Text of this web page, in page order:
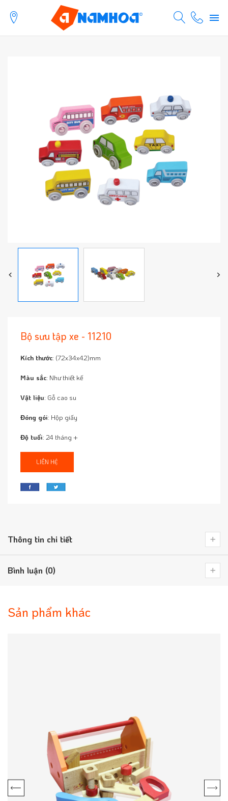
Bộ sưu tập xe - 11210
Kích thước: (72x34x42)mm
Màu sắc: Như thiết kế
Vật liệu: Gỗ cao su
Đóng gói: Hộp giấy
Độ tuổi: 24 tháng +
LIÊN HỆ
Thông tin chi tiết
Bình luận (0)
Sản phẩm khác